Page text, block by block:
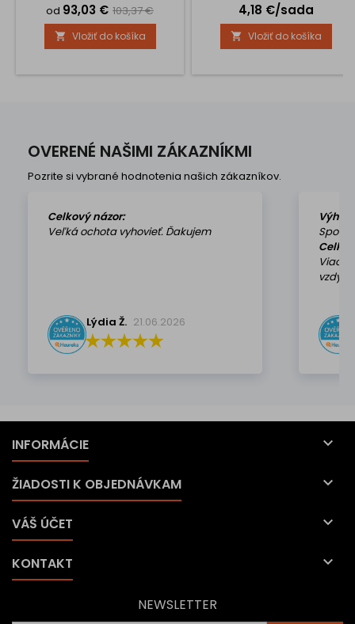
drevotriesky potiahnutej
odolným laminátom. Tento
materiál sa vyznačuje
vysokou odolnosťou voči
Polotovar –...
od Cena
93,03 € Základná
cena
103,37 €
 Vložiť do košíka
Cena
4,18 €/sada
 Vložiť do košíka
OVERENÉ NAŠIMI ZÁKAZNÍKMI
Pozrite si vybrané hodnotenia našich zákazníkov.
Celkový názor:
Veľká ochota vyhovieť. Ďakujem
Lýdia Ž. 21.06.2026
vzdy k
INFORMÁCIE 
ŽIADOSTI K OBJEDNÁVKAM 
VÁŠ ÚČET 
KONTAKT 
NEWSLETTER